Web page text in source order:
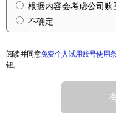
根据内容会考虑公司购
不确定
阅读并同意免费个人试用账号使用
钮。